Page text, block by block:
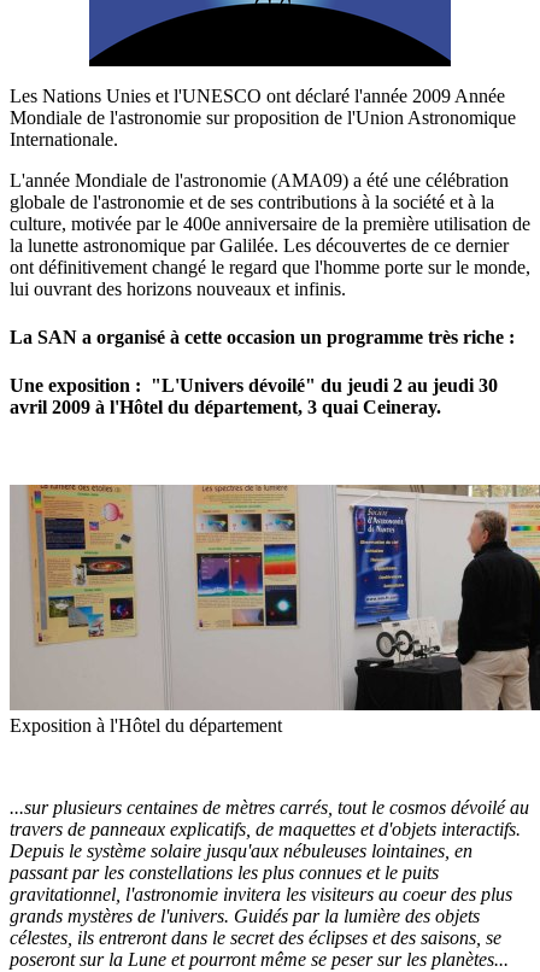
Les Nations Unies et l'UNESCO ont déclaré l'année 2009 Année
Mondiale de l'astronomie sur proposition de l'Union Astronomique
Internationale.
L'année Mondiale de l'astronomie (AMA09) a été une célébration
globale de l'astronomie et de ses contributions à la société et à la
culture, motivée par le 400e anniversaire de la première utilisation de
la lunette astronomique par Galilée. Les découvertes de ce dernier
ont définitivement changé le regard que l'homme porte sur le monde,
lui ouvrant des horizons nouveaux et infinis.
La SAN a organisé à cette occasion un programme très riche :
Une exposition : "L'Univers dévoilé" du jeudi 2 au jeudi 30
avril 2009 à l'Hôtel du département, 3 quai Ceineray.
Exposition à l'Hôtel du département
...sur plusieurs centaines de mètres carrés, tout le cosmos dévoilé au
travers de panneaux explicatifs, de maquettes et d'objets interactifs.
Depuis le système solaire jusqu'aux nébuleuses lointaines, en
passant par les constellations les plus connues et le puits
gravitationnel, l'astronomie invitera les visiteurs au coeur des plus
grands mystères de l'univers. Guidés par la lumière des objets
célestes, ils entreront dans le secret des éclipses et des saisons, se
poseront sur la Lune et pourront même se peser sur les planètes...